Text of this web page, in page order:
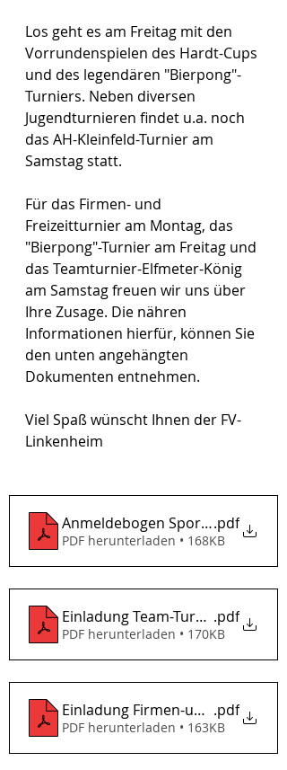
Los geht es am Freitag mit den
Vorrundenspielen des Hardt-Cups
und des legendären "Bierpong"-
Turniers. Neben diversen
Jugendturnieren findet u.a. noch
das AH-Kleinfeld-Turnier am
Samstag statt.
Für das Firmen- und
Freizeitturnier am Montag, das
"Bierpong"-Turnier am Freitag und
das Teamturnier-Elfmeter-König
am Samstag freuen wir uns über
Ihre Zusage. Die nähren
Informationen hierfür, können Sie
den unten angehängten
Dokumenten entnehmen.
Viel Spaß wünscht Ihnen der FV-
Linkenheim
Anmeldebogen Sportwoche 2022
.pdf
PDF herunterladen • 168KB
Einladung Team-Turnier BierPong
.pdf
PDF herunterladen • 170KB
Einladung Firmen-und Freizeit-
.pdf
PDF herunterladen • 163KB